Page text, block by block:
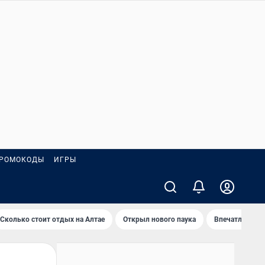
ИГРЫ
Сколько стоит отдых на Алтае Открыл нового паука Впечатления